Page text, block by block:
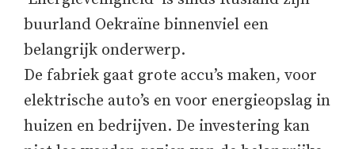
buurland Oekraïne binnenviel een
belangrijk onderwerp.
De fabriek gaat grote accu’s maken, voor
elektrische auto’s en voor energieopslag in
huizen en bedrijven. De investering kan